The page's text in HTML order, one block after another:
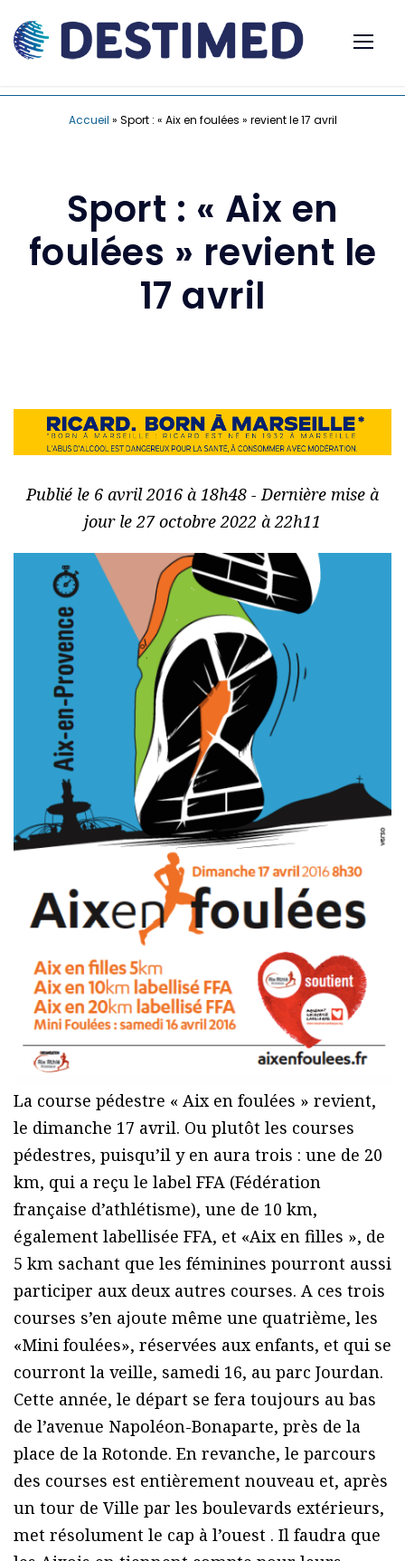
Accueil » Sport : « Aix en foulées » revient le 17 avril
Sport : « Aix en
foulées » revient le
17 avril
Publié le 6 avril 2016 à 18h48 - Dernière mise à
jour le 27 octobre 2022 à 22h11
La course pédestre « Aix en foulées » revient,
le dimanche 17 avril. Ou plutôt les courses
pédestres, puisqu’il y en aura trois : une de 20
km, qui a reçu le label FFA (Fédération
française d’athlétisme), une de 10 km,
également labellisée FFA, et «Aix en filles », de
5 km sachant que les féminines pourront aussi
participer aux deux autres courses. A ces trois
courses s’en ajoute même une quatrième, les
«Mini foulées», réservées aux enfants, et qui se
courront la veille, samedi 16, au parc Jourdan.
Cette année, le départ se fera toujours au bas
de l’avenue Napoléon-Bonaparte, près de la
place de la Rotonde. En revanche, le parcours
des courses est entièrement nouveau et, après
un tour de Ville par les boulevards extérieurs,
met résolument le cap à l’ouest . Il faudra que